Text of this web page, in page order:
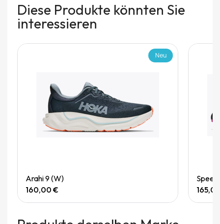
Diese Produkte könnten Sie
interessieren
Neu
Arahi 9 (W)
160,00 €